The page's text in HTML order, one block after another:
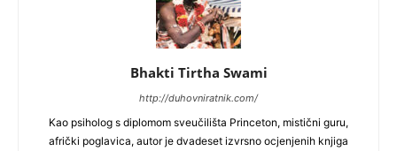
Bhakti Tirtha Swami
http://duhovniratnik.com/
Kao psiholog s diplomom sveučilišta Princeton, mistični guru,
afrički poglavica, autor je dvadeset izvrsno ocjenjenih knjiga